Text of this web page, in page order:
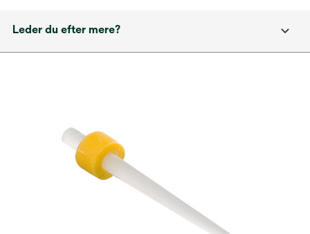
Leder du efter mere?